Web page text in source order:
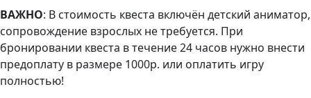
ВАЖНО: В стоимость квеста включён детский аниматор,
сопровождение взрослых не требуется. При
бронировании квеста в течение 24 часов нужно внести
предоплату в размере 1000р. или оплатить игру
полностью!